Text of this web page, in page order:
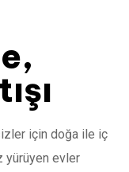
için doğa ile iç
yürüyen evler